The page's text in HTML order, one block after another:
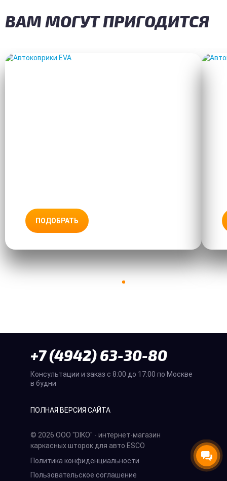
ВАМ МОГУТ ПРИГОДИТСЯ
ПОДОБРАТЬ
+7 (4942) 63-30-80
Консультации и заказ с 8:00 до 17:00 по Москве
в будни
ПОЛНАЯ ВЕРСИЯ САЙТА
© 2026 ООО "DIKO" - интернет-магазин
каркасных шторок для авто ESCO
Политика конфиденциальности
Пользовательское соглашение